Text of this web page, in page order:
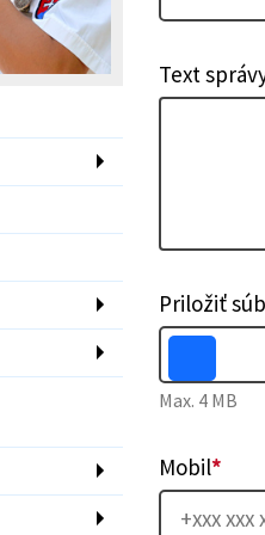
Text
Priložiť
Max. 4 MB
Mobil*